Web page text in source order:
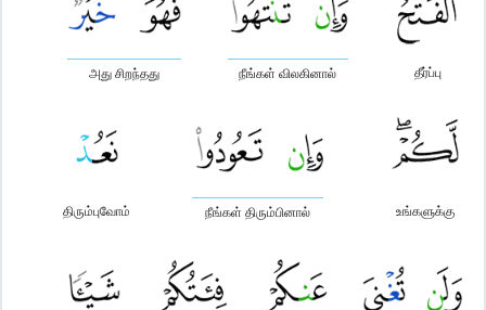
தீர்ப்பு
நீங்கள் விலகினால்
அது சிறந்தது
உங்களுக்கு
நீங்கள் திரும்பினால்
திரும்புவோம்